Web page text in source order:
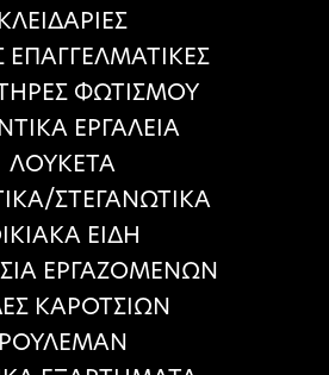
ΚΛΕΙΔΑΡΙΕΣ
ΕΠΑΓΓΕΛΜΑΤΙΚΕΣ
ΦΩΤΙΣΜΟΥ
ΕΡΓΑΛΕΙΑ
ΛΟΥΚΕΤΑ
ΣΤΕΓΑΝΩΤΙΚΑ
ΕΙΔΗ
ΕΡΓΑΖΟΜΕΝΩΝ
ΚΑΡΟΤΣΙΩΝ
ΡΟΥΛΕΜΑΝ